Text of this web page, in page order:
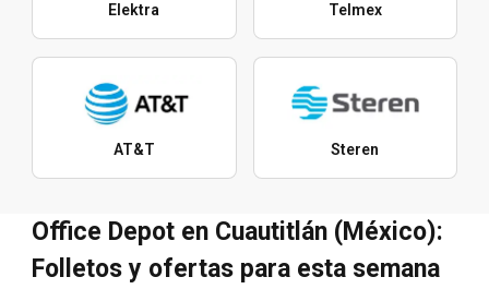
Elektra Telmex
AT&T Steren
Office Depot en Cuautitlán (México):
Folletos y ofertas para esta semana